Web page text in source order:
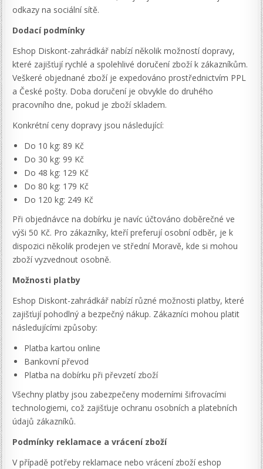
odkazy na sociální sítě.
Dodací podmínky
Eshop Diskont-zahrádkář nabízí několik možností dopravy,
které zajišťují rychlé a spolehlivé doručení zboží k zákazníkům.
Veškeré objednané zboží je expedováno prostřednictvím PPL
a České pošty. Doba doručení je obvykle do druhého
pracovního dne, pokud je zboží skladem.
Konkrétní ceny dopravy jsou následující:
Do 10 kg: 89 Kč
Do 30 kg: 99 Kč
Do 48 kg: 129 Kč
Do 80 kg: 179 Kč
Do 120 kg: 249 Kč
Při objednávce na dobírku je navíc účtováno doběrečné ve
výši 50 Kč. Pro zákazníky, kteří preferují osobní odběr, je k
dispozici několik prodejen ve střední Moravě, kde si mohou
zboží vyzvednout osobně.
Možnosti platby
Eshop Diskont-zahrádkář nabízí různé možnosti platby, které
zajišťují pohodlný a bezpečný nákup. Zákazníci mohou platit
následujícími způsoby:
Platba kartou online
Bankovní převod
Platba na dobírku při převzetí zboží
Všechny platby jsou zabezpečeny moderními šifrovacími
technologiemi, což zajišťuje ochranu osobních a platebních
údajů zákazníků.
Podmínky reklamace a vrácení zboží
V případě potřeby reklamace nebo vrácení zboží eshop